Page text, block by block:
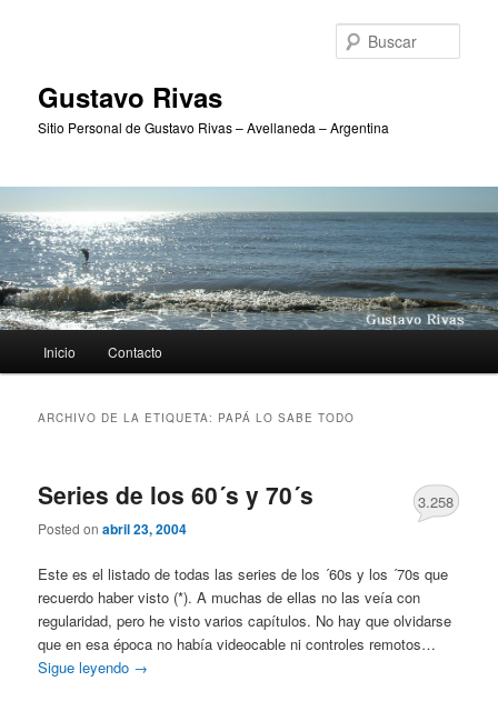
Gustavo Rivas
Sitio Personal de Gustavo Rivas – Avellaneda – Argentina
principal
Inicio Contacto
ARCHIVO DE LA ETIQUETA: PAPÁ LO SABE TODO
Series de los 60´s y 70´s
Posted onabril 23, 2004
3.258
Este es el listado de todas las series de los ´60s y los ´70s que
recuerdo haber visto (*). A muchas de ellas no las veía con
regularidad, pero he visto varios capítulos. No hay que olvidarse
que en esa época no había videocable ni controles remotos…
Sigue leyendo →